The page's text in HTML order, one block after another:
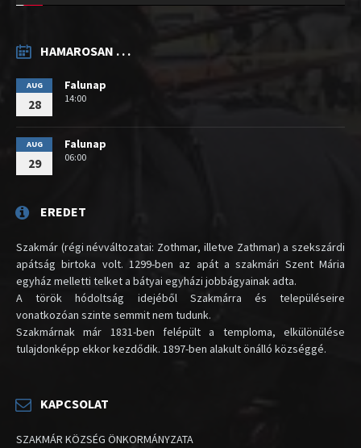
HAMAROSAN . . .
AUG
28
Falunap
14:00
AUG
29
Falunap
06:00
EREDET
Szakmár (régi névváltozatai: Zothmar, illetve Zathmar) a szekszárdi
apátság birtoka volt. 1299-ben az apát a szakmári Szent Mária
egyház melletti telket a bátyai egyházi jobbágyainak adta.
A török hódoltság idejéből Szakmárra és településeire
vonatkozóan szinte semmit nem tudunk.
Szakmárnak már 1831-ben felépült a temploma, elkülönülése
tulajdonképp ekkor kezdődik. 1897-ben alakult önálló községgé.
KAPCSOLAT
SZAKMÁR KÖZSÉG ÖNKORMÁNYZATA